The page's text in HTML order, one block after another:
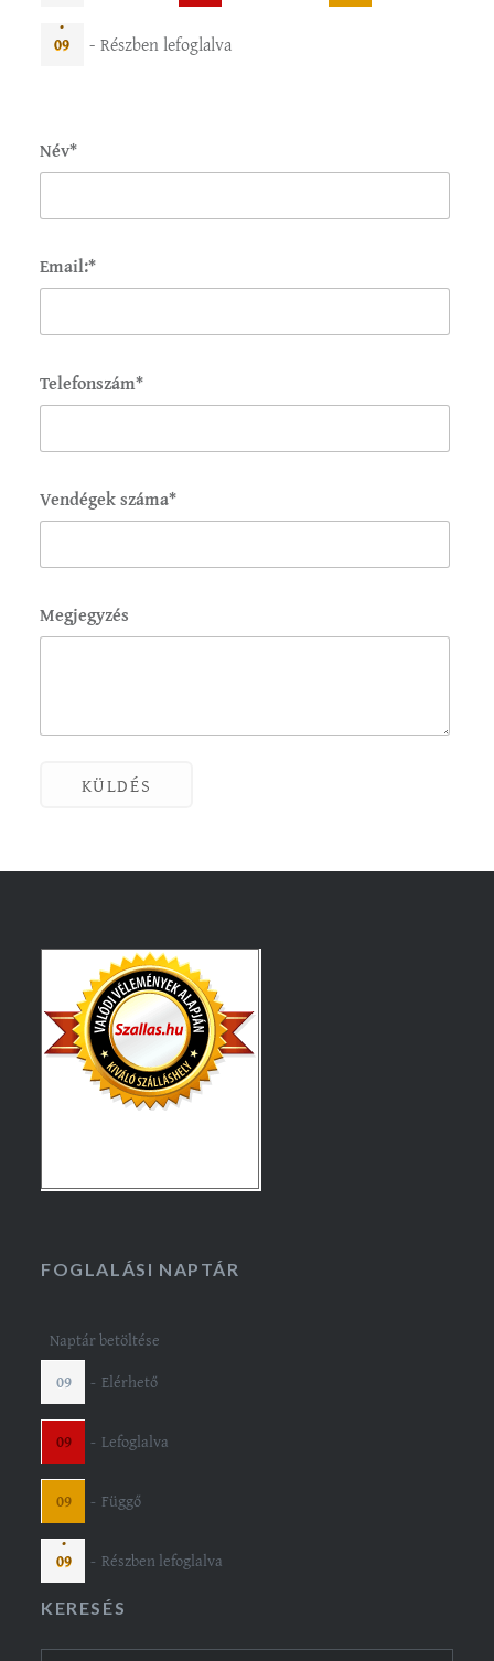
·
09 - Részben lefoglalva
Név*
Email:*
Telefonszám*
Vendégek száma*
Megjegyzés
KÜLDÉS
FOGLALÁSI NAPTÁR
Naptár betöltése
09 - Elérhető
09 - Lefoglalva
09 - Függő
·
09 - Részben lefoglalva
KERESÉS